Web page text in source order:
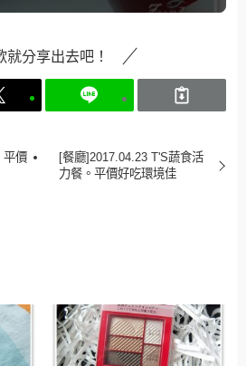
就分享出去吧！
平價
[餐廳]2017.04.23 T'S蔬食活
力餐。平價好吃環境佳